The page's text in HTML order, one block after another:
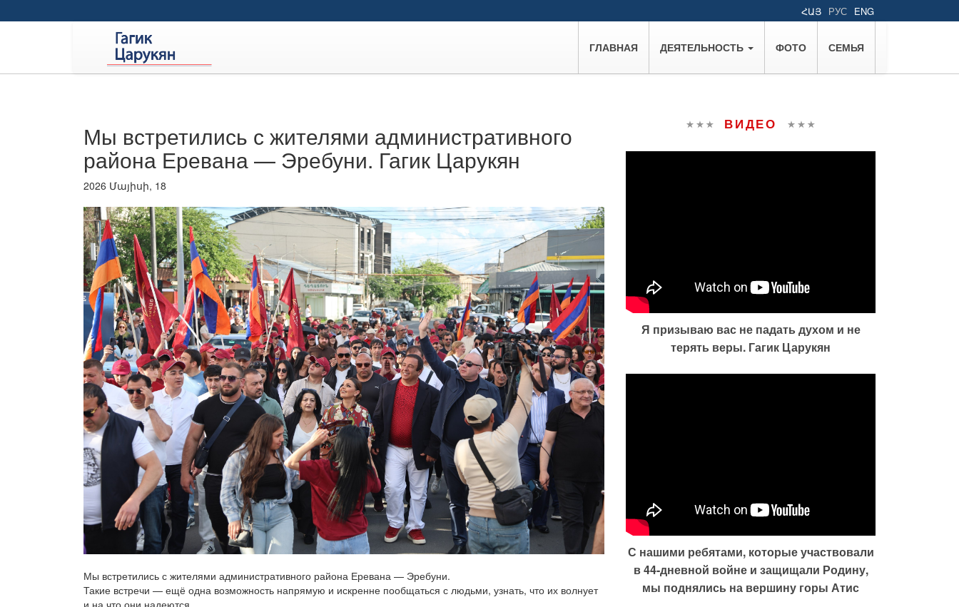
ՀԱՅ РУС ENG
ГЛАВНАЯ ДЕЯТЕЛЬНОСТЬ ФОТО СЕМЬЯ
Мы встретились с жителями административного
района Еревана — Эребуни. Гагик Царукян
2026 Մայիսի, 18
Мы встретились с жителями административного района Еревана — Эребуни.
Такие встречи — ещё одна возможность напрямую и искренне пообщаться с людьми, узнать, что их волнует
и на что они надеются.
ВИДЕО
Я призываю вас не падать духом и не
терять веры. Гагик Царукян
С нашими ребятами, которые участвовали
в 44-дневной войне и защищали Родину,
мы поднялись на вершину горы Атис